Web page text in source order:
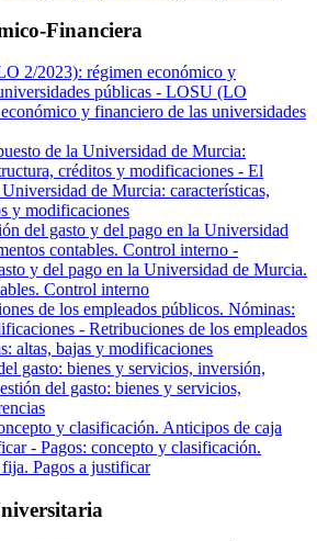
Financiera
2/2023): régimen económico y
públicas - LOSU (LO
y financiero de las universidades
de la Universidad de Murcia:
créditos y modificaciones - El
de Murcia: características,
y modificaciones
del gasto y del pago en la Universidad
contables. Control interno -
y del pago en la Universidad de Murcia.
Control interno
de los empleados públicos. Nóminas:
- Retribuciones de los empleados
altas, bajas y modificaciones
gasto: bienes y servicios, inversión,
del gasto: bienes y servicios,
y clasificación. Anticipos de caja
- Pagos: concepto y clasificación.
Pagos a justificar